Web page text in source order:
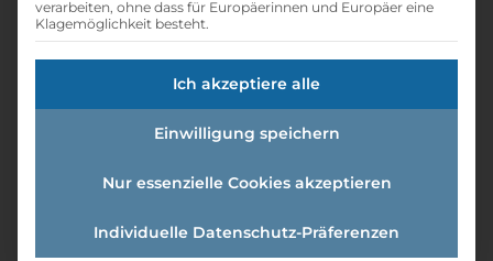
Lehre Nah- &
Distributionslogistiker/in
2022
Distributionslogistiker/in 2022
verarbeiten, ohne dass für Europäerinnen und Europäer eine
Klagemöglichkeit besteht.
Ich akzeptiere alle
Einwilligung speichern
Nur essenzielle Cookies akzeptieren
Individuelle Datenschutz-Präferenzen